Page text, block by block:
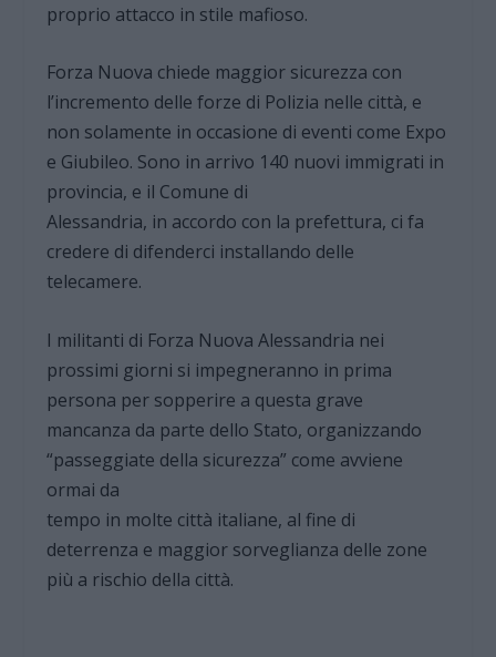
proprio attacco in stile mafioso.
Forza Nuova chiede maggior sicurezza con
l’incremento delle forze di Polizia nelle città, e
non solamente in occasione di eventi come Expo
e Giubileo. Sono in arrivo 140 nuovi immigrati in
provincia, e il Comune di
Alessandria, in accordo con la prefettura, ci fa
credere di difenderci installando delle
telecamere.
I militanti di Forza Nuova Alessandria nei
prossimi giorni si impegneranno in prima
persona per sopperire a questa grave
mancanza da parte dello Stato, organizzando
“passeggiate della sicurezza” come avviene
ormai da
tempo in molte città italiane, al fine di
deterrenza e maggior sorveglianza delle zone
più a rischio della città.